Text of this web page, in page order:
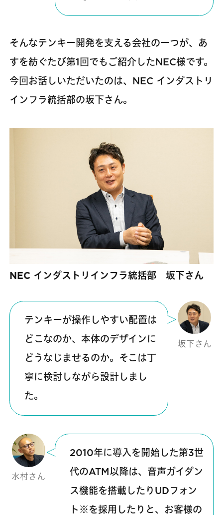
そんなテンキー開発を支える会社の一つが、あ
すを紡ぐたび第1回でもご紹介したNEC様です。
今回お話しいただいたのは、NEC インダストリ
インフラ統括部の坂下さん。
NEC インダストリインフラ統括部 坂下さん
坂下さん
テンキーが操作しやすい配置は
どこなのか、本体のデザインに
どうなじませるのか。そこは丁
寧に検討しながら設計しまし
た。
水村さん
2010年に導入を開始した第3世
代のATM以降は、音声ガイダン
ス機能を搭載したりUDフォン
ト※を採用したりと、お客様の